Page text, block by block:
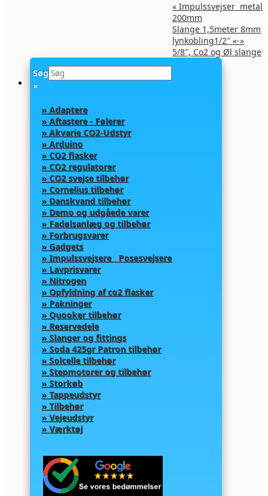
« Impulssvejser metal
200mm
Slange 1,5meter 8mm
lynkobling1/2″ «-»
5/8″, Co2 og Øl slange
Søg
×
» Adaptere
» Aftastere - Følerer
» Akvarie CO2-Udstyr
» Arduino
» CO2 flasker
» CO2 regulatorer
» CO2 svejse tilbehør
» Cornelius tilbehør
» Danskvand tilbehør
» Demo og udgåede varer
» Fadølsanlæg og tilbehør
» Forbrugsvarer
» Gadgets
» Impulssvejsere Posesvejsere
» Lavprisvarer
» Nitrogen
» Opfyldning af co2 flasker
» Pakninger
» Quooker tilbehør
» Reservedele
» Slanger og fittings
» Soda 425gr Patron tilbehør
» Solcelle tilbehør
» Stepmotorer og tilbehør
» Storkøb
» Tappeudstyr
» Tilbehør
» Vejeudstyr
» Værktøj